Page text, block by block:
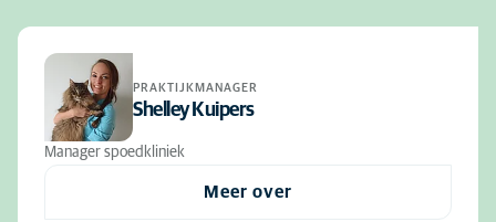
PRAKTIJKMANAGER
Shelley Kuipers
Manager spoedkliniek
Meer over